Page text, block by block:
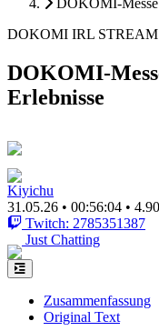
DOKOMI-
DOKOMI IRL STREAM
DOKOMI-
Erlebnisse
Kiyichu
31.05.26 • 00:56:04 •
Twitch: 2785351387
Just Chatting
Zusammenfassung
Original Text